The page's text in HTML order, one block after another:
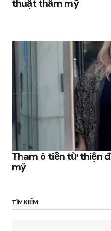
thuật thẩm mỹ
Tham ô tiền từ thiện
mỹ
TÌM KIẾM